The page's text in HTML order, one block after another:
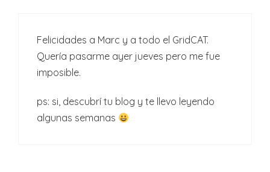
Felicidades a Marc y a todo el GridCAT.
Quería pasarme ayer jueves pero me fue
imposible.
ps: si, descubrí tu blog y te llevo leyendo
algunas semanas